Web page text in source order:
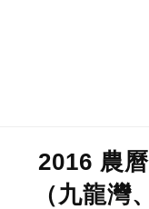
2016 農
（九龍灣